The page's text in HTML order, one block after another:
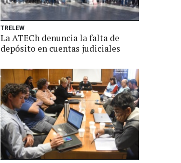
TRELEW
La ATECh denuncia la falta de
depósito en cuentas judiciales